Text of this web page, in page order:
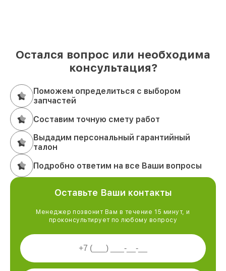
Остался вопрос или необходима
консультация?
Поможем определиться с выбором
запчастей
Составим точную смету работ
Выдадим персональный гарантийный
талон
Подробно ответим на все Ваши вопросы
Оставьте Ваши контакты
Менеджер позвонит Вам в течение 15 минут, и
проконсультирует по любому вопросу